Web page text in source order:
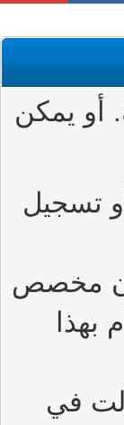
يمكن
تسجيل
مخصص
بهذا
في